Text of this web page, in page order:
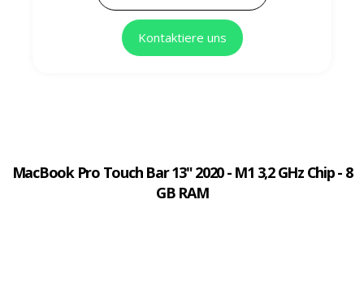
Kontaktiere uns
MacBook Pro Touch Bar 13" 2020 - M1 3,2 GHz Chip - 8
GB RAM